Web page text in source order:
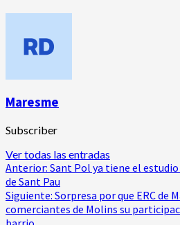
Maresme
Subscriber
Ver todas las entradas
Navegación
de
entradas
Anterior: Sant Pol ya tiene el
de Sant Pau
Siguiente: Sorpresa por que ERC de
comerciantes de Molins su